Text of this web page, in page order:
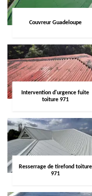
Couvreur Guadeloupe
Intervention d'urgence fuite
toiture 971
Resserrage de tirefond toiture
971